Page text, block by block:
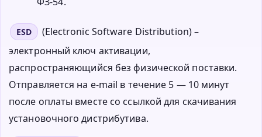
ESD
(Electronic Software Distribution) –
электронный ключ активации,
распространяющийся без физической поставки.
Отправляется на e-mail в течение 5 — 10 минут
после оплаты вместе со ссылкой для скачивания
установочного дистрибутива.